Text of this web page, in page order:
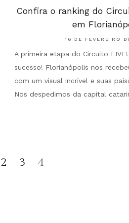
Confira o ranking do
em
16 DE FEVEREIRO
A primeira etapa do Circuito
sucesso! Florianópolis nos
com um visual incrível e suas
Nos despedimos da capital
2 3 4